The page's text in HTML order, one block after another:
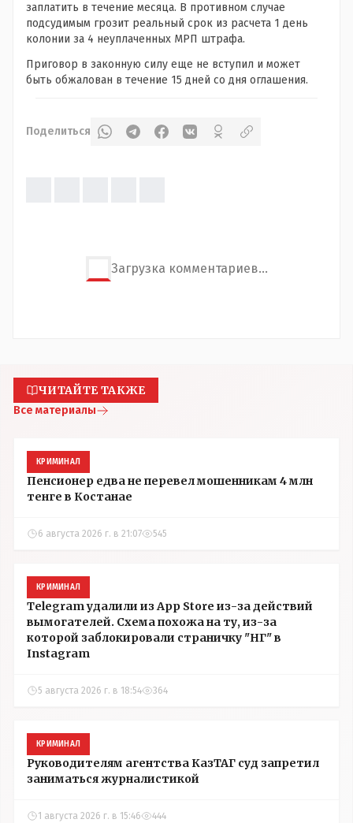
заплатить в течение месяца. В противном случае
подсудимым грозит реальный срок из расчета 1 день
колонии за 4 неуплаченных МРП штрафа.
Приговор в законную силу еще не вступил и может
быть обжалован в течение 15 дней со дня оглашения.
Поделиться
Загрузка комментариев...
ЧИТАЙТЕ ТАКЖЕ
Все материалы
КРИМИНАЛ
Пенсионер едва не перевел мошенникам 4 млн
тенге в Костанае
6 августа 2026 г. в 21:07 545
КРИМИНАЛ
Telegram удалили из App Store из-за действий
вымогателей. Схема похожа на ту, из-за
которой заблокировали страничку "НГ" в
Instagram
5 августа 2026 г. в 18:54 364
КРИМИНАЛ
Руководителям агентства КазТАГ суд запретил
заниматься журналистикой
1 августа 2026 г. в 15:46 444